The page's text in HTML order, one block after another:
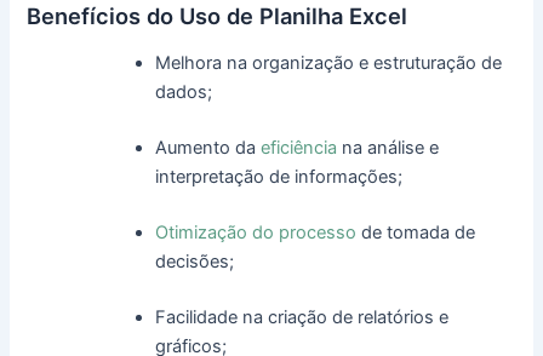
Benefícios do Uso de Planilha Excel
Melhora na organização e estruturação de
dados;
Aumento daeficiência na análise e
interpretação de informações;
Otimização do processo de tomada de
decisões;
Facilidade na criação de relatórios e
gráficos;